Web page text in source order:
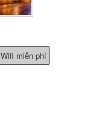
Wifi miễn phí